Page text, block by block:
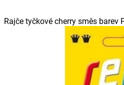
Rajče tyčkové cherry směs barev